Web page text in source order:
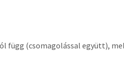
függ (csomagolással együtt),